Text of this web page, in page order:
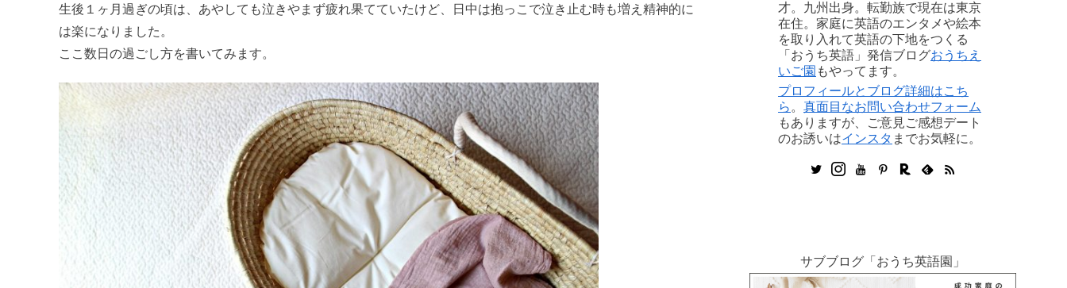
生後１ヶ月過ぎの頃は、あやしても泣きやまず疲れ果てていたけど、日中は抱っこで泣き止む時も増え精神的に
は楽になりました。
ここ数日の過ごし方を書いてみます。
才。九州出身。転勤族で現在は東京
在住。家庭に英語のエンタメや絵本
を取り入れて英語の下地をつくる
「おうち英語」発信ブログおうちえ
いご園 もやってます。
プロフィールとブログ詳細はこち
ら 。 真面目なお問い合わせフォーム
もありますが、ご意見ご感想デート
のお誘いはインスタ までお気軽に。
サブブログ「おうち英語園」